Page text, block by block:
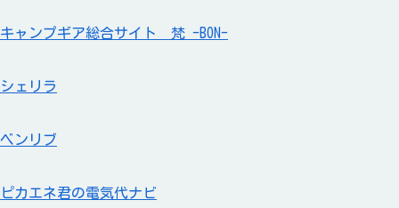
キャンプギア総合サイト 梵 -BON-
シェリラ
ベンリブ
ピカエネ君の電気代ナビ